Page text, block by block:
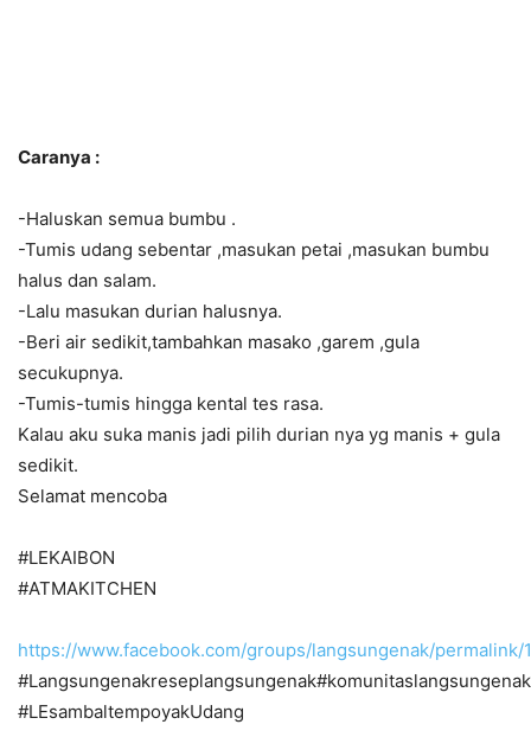
Caranya :
-Haluskan semua bumbu .
-Tumis udang sebentar ,masukan petai ,masukan bumbu
halus dan salam.
-Lalu masukan durian halusnya.
-Beri air sedikit,tambahkan masako ,garem ,gula
secukupnya.
-Tumis-tumis hingga kental tes rasa.
Kalau aku suka manis jadi pilih durian nya yg manis + gula
sedikit.
Selamat mencoba
#LEKAIBON
#ATMAKITCHEN
https://www.facebook.com/groups/langsungenak/
#LEsambaltempoyakUdang